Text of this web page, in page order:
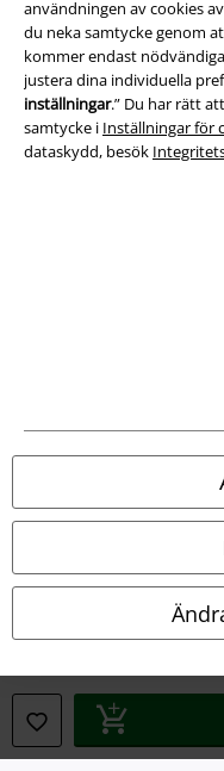
användningen av cookies
du neka samtycke genom
kommer endast
justera dina individuella
inställningar.” Du har rätt
samtycke i Inställningar för
dataskydd, besök
Villkor
Om oss
Ladda ner villkoren
Alla priser inkl. moms.
© 1986-2026 E.M.P.
Våra onlinebutiker
EMP France
EMP Deutschland